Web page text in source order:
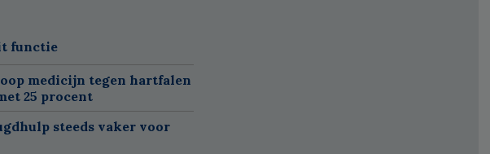
functie
medicijn tegen hartfalen
25 procent
steeds vaker voor